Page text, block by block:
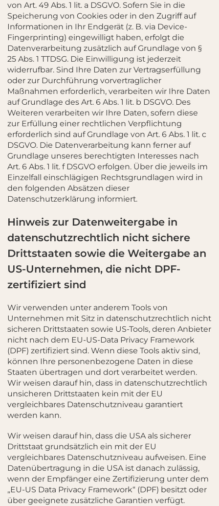
von Art. 49 Abs. 1 lit. a DSGVO. Sofern Sie in die
Speicherung von Cookies oder in den Zugriff auf
Informationen in Ihr Endgerät (z. B. via Device-
Fingerprinting) eingewilligt haben, erfolgt die
Datenverarbeitung zusätzlich auf Grundlage von §
25 Abs. 1 TTDSG. Die Einwilligung ist jederzeit
widerrufbar. Sind Ihre Daten zur Vertragserfüllung
oder zur Durchführung vorvertraglicher
Maßnahmen erforderlich, verarbeiten wir Ihre Daten
auf Grundlage des Art. 6 Abs. 1 lit. b DSGVO. Des
Weiteren verarbeiten wir Ihre Daten, sofern diese
zur Erfüllung einer rechtlichen Verpflichtung
erforderlich sind auf Grundlage von Art. 6 Abs. 1 lit. c
DSGVO. Die Datenverarbeitung kann ferner auf
Grundlage unseres berechtigten Interesses nach
Art. 6 Abs. 1 lit. f DSGVO erfolgen. Über die jeweils im
Einzelfall einschlägigen Rechtsgrundlagen wird in
den folgenden Absätzen dieser
Datenschutzerklärung informiert.
Hinweis zur Datenweitergabe in
datenschutzrechtlich nicht sichere
Drittstaaten sowie die Weitergabe an
US-Unternehmen, die nicht DPF-
zertifiziert sind
Wir verwenden unter anderem Tools von
Unternehmen mit Sitz in datenschutzrechtlich nicht
sicheren Drittstaaten sowie US-Tools, deren Anbieter
nicht nach dem EU-US-Data Privacy Framework
(DPF) zertifiziert sind. Wenn diese Tools aktiv sind,
können Ihre personenbezogene Daten in diese
Staaten übertragen und dort verarbeitet werden.
Wir weisen darauf hin, dass in datenschutzrechtlich
unsicheren Drittstaaten kein mit der EU
vergleichbares Datenschutzniveau garantiert
werden kann.
Wir weisen darauf hin, dass die USA als sicherer
Drittstaat grundsätzlich ein mit der EU
vergleichbares Datenschutzniveau aufweisen. Eine
Datenübertragung in die USA ist danach zulässig,
wenn der Empfänger eine Zertifizierung unter dem
„EU-US Data Privacy Framework“ (DPF) besitzt oder
über geeignete zusätzliche Garantien verfügt.